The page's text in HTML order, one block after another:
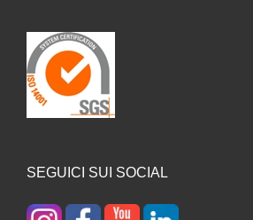
SEGUICI SUI SOCIAL